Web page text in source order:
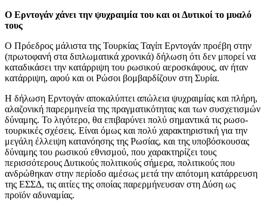
Ο Ερντογάν χάνει την ψυχραιμία του και οι Δυτικοί το μυαλό
τους
Ο Πρόεδρος μάλιστα της Τουρκίας Ταγίπ Ερντογάν προέβη στην
(πρωτοφανή στα διπλωματικά χρονικά) δήλωση ότι δεν μπορεί να
καταδικάσει την κατάρριψη του ρωσικού αεροσκάφους, αν ήταν
κατάρριψη, αφού και οι Ρώσοι βομβαρδίζουν στη Συρία.
Η δήλωση Ερντογάν αποκαλύπτει απώλεια ψυχραιμίας και πλήρη,
αλαζονική παρερμηνεία της πραγματικότητας και των συσχετισμών
δύναμης. Το λιγότερο, θα επιβαρύνει πολύ σημαντικά τις ρωσο-
τουρκικές σχέσεις. Είναι όμως και πολύ χαρακτηριστική για την
μεγάλη έλλειψη κατανόησης της Ρωσίας, και της υποβόσκουσας
δύναμης του ρωσικού εθνισμού, που χαρακτηρίζει τους
περισσότερους Δυτικούς πολιτικούς σήμερα, πολιτικούς που
ανδρώθηκαν στην περίοδο αμέσως μετά την απότομη κατάρρευση
της ΕΣΣΔ, τις αιτίες της οποίας παρερμήνευσαν στη Δύση ως
προϊόν αδυναμίας.